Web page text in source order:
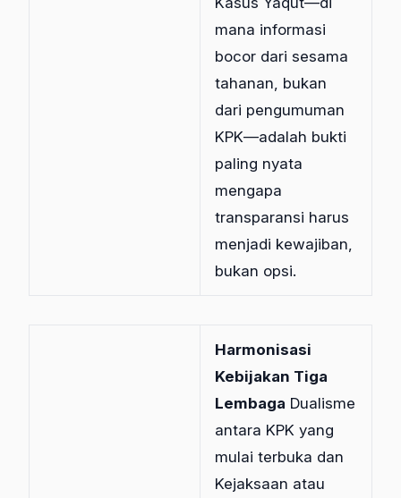
mana informasi
bocor dari sesama
tahanan, bukan
dari pengumuman
KPK—adalah bukti
paling nyata
mengapa
transparansi harus
menjadi kewajiban,
bukan opsi.
Harmonisasi
Kebijakan Tiga
Lembaga Dualisme
antara KPK yang
mulai terbuka dan
Kejaksaan atau